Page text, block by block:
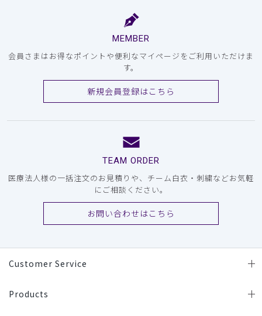
MEMBER
会員さまはお得なポイントや便利なマイページをご利用いただけま
す。
新規会員登録はこちら
TEAM ORDER
医療法人様の一括注文のお見積りや、チーム白衣・刺繍などお気軽
にご相談ください。
お問い合わせはこちら
Customer Service
Products